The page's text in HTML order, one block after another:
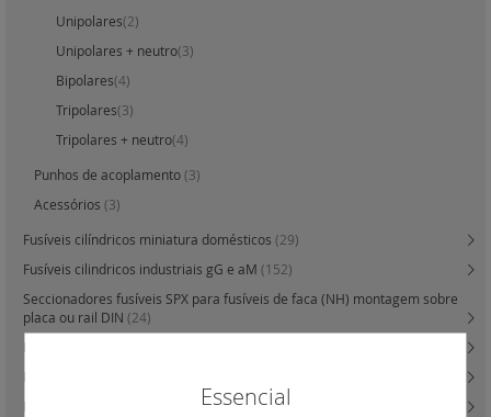
Unipolares(2)
Unipolares + neutro(3)
Bipolares(4)
Tripolares(3)
Tripolares + neutro(4)
Punhos de acoplamento(3)
Acessórios (3)
Fusíveis cilíndricos miniatura domésticos (29)
Fusíveis cilindricos industriais gG e aM (152)
Seccionadores fusíveis SPX para fusíveis de faca (NH) montagem sobre
placa ou rail DIN (24)
Fusíveis industriais de facas - bases e acessórios
Fusíveis de faca gG e aM
Disjuntores motor MPX3 - proteção de motores de 0,16 A até 63 A
Essencial